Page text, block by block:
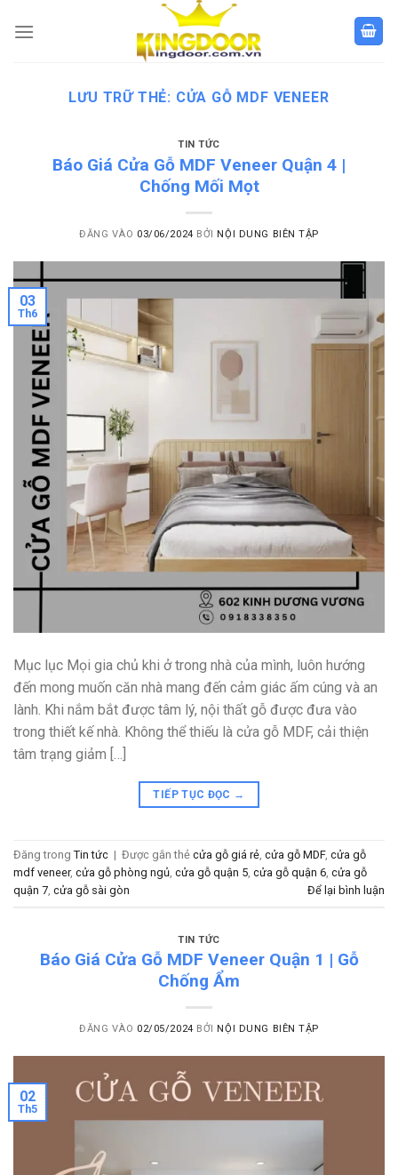
qua
LƯU TRỮ THẺ: CỬA GỖ MDF VENEER
TIN TỨC
Báo Giá Cửa Gỗ MDF Veneer Quận 4 |
Chống Mối Mọt
ĐĂNG VÀO 03/06/2024 BỞI NỘI DUNG BIÊN TẬP
03
Th6
Mục lục Mọi gia chủ khi ở trong nhà của mình, luôn hướng
đến mong muốn căn nhà mang đến cảm giác ấm cúng và an
lành. Khi nắm bắt được tâm lý, nội thất gỗ được đưa vào
trong thiết kế nhà. Không thể thiếu là cửa gỗ MDF, cải thiện
tâm trạng giảm […]
TIẾP TỤC ĐỌC →
Đăng trong Tin tức | Được gắn thẻ cửa gỗ giá rẻ cửa gỗ MDF, cửa gỗ
mdf veneer, cửa gỗ phòng ngủ cửa gỗ quận 5 cửa gỗ quận 6 cửa gỗ
quận 7 cửa gỗ sài gòn Để lại bình luận
TIN TỨC
Báo Giá Cửa Gỗ MDF Veneer Quận 1 | Gỗ
Chống Ẩm
ĐĂNG VÀO 02/05/2024 BỞI NỘI DUNG BIÊN TẬP
02
Th5